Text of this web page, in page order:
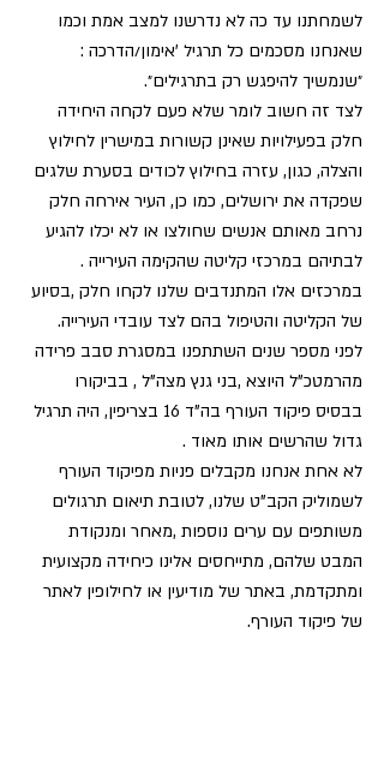
לשמחתנו עד כה לא נדרשנו למצב אמת וכמו
שאנחנו מסכמים כל תרגיל 'אימון/הדרכה :
״שנמשיך להיפגש רק בתרגילים״.
לצד זה חשוב לומר שלא פעם לקחה היחידה
חלק בפעילויות שאינן קשורות במישרין לחילוץ
והצלה, כגון, עזרה בחילוץ לכודים בסערת שלגים
שפקדה את ירושלים, כמו כן, העיר אירחה חלק
נרחב מאותם אנשים שחולצו או לא יכלו להגיע
לבתיהם במרכזי קליטה שהקימה העירייה .
במרכזים אלו המתנדבים שלנו לקחו חלק ,בסיוע
של הקליטה והטיפול בהם לצד עובדי העירייה.
לפני מספר שנים השתתפנו במסגרת סבב פרידה
מהרמטכ"ל היוצא ,בני גנץ מצה"ל , בביקורו
בבסיס פיקוד העורף בה"ד 16 בצריפין, היה תרגיל
גדול שהרשים אותו מאוד .
לא אחת אנחנו מקבלים פניות מפיקוד העורף
לשמוליק הקב"ט שלנו, לטובת תיאום תרגולים
משותפים עם ערים נוספות ,מאחר ומנקודת
המבט שלהם, מתייחסים אלינו כיחידה מקצועית
ומתקדמת, באתר של מודיעין או לחילופין לאתר
של פיקוד העורף.